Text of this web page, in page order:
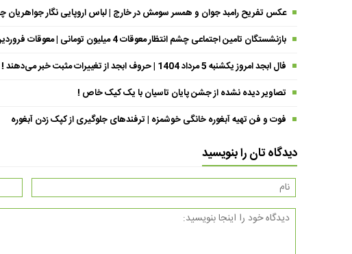
عکس تفریح رامبد جوان و همسر سومش در خارج | لباس اروپایی نگار جواهریان
بازنشستگان تامین اجتماعی چشم انتظار معوقات 4 میلیون تومانی | معوقات فروردین حقوق بازنشستگان کی واریز می شود ؟
فال ابجد امروز یکشنبه 5 مرداد 1404 | حروف ابجد از تغییرات مثبت خبر می‌دهند !
تصاویر دیده نشده از جشن پایان تاسیان با یک کیک خاص !
فوت و فن تهیه آبغوره خانگی خوشمزه | ترفندهای جلوگیری از کپک زدن آبغوره
دیدگاه تان را بنویسید